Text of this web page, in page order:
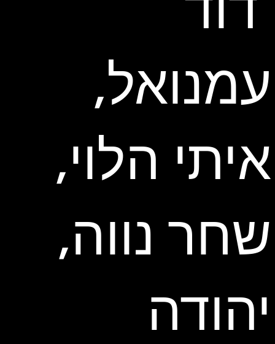
עמנואל,
איתי הלוי,
שחר נווה,
יהודה